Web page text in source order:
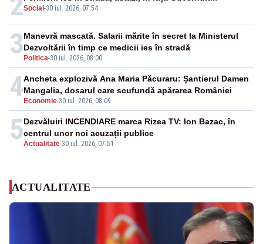
Social -30 iul. 2026, 07:54
3 Politica-30 iul. 2026, 08:00
Manevră mascată. Salarii mărite în secret la Ministerul
Dezvoltării în timp ce medicii ies în stradă
4 Economie-30 iul. 2026, 08:09
Ancheta explozivă Ana Maria Păcuraru: Șantierul Damen
Mangalia, dosarul care scufundă apărarea României
5Actualitate-30 iul. 2026, 07:51
Dezvăluiri INCENDIARE marca Rizea TV: Ion Bazac, în
centrul unor noi acuzații publice
ACTUALITATE